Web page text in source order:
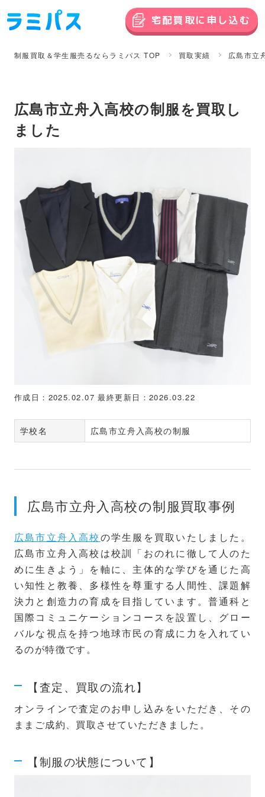
宅配買取に申し込む
制服買取＆学生服売るならラミパス TOP 買取実績 広島市立
広島市立舟入高校の制服を買取し
ました
作成日：2025.02.07 最終更新日：2026.03.22
学校名 広島市立舟入高校の制服
広島市立舟入高校の制服買取事例
広島市立舟入高校の学生服を買取いたしました。
広島市立舟入高校は校訓「おのれに徹して人のた
めに生きよう」を軸に、主体的な学びを通じた高
い知性と教養、多様性を尊重する人間性、課題解
決力と創造力の育成を目指しています。普通科と
国際コミュニケーションコースを設置し、グロー
バルな視点を持つ地球市民の育成に力を入れてい
るのが特徴です。
【査定、買取の流れ】
オンラインで査定のお申し込みをいただき、その
ままご成約、買取させていただきました。
【制服の状態について】